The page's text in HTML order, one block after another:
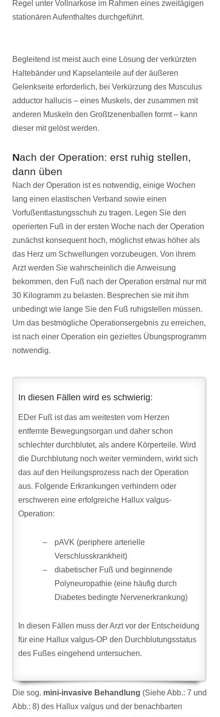
Regel unter Vollnarkose im Rahmen eines zweitägigen
stationären Aufenthaltes durchgeführt.
Begleitend ist meist auch eine Lösung der verkürzten
Haltebänder und Kapselanteile auf der äußeren
Gelenkseite erforderlich, bei Verkürzung des Musculus
adductor hallucis – eines Muskels, der zusammen mit
anderen Muskeln den Großtzenenballen formt – kann
dieser mit gelöst werden.
Nach der Operation: erst ruhig stellen,
dann üben
Nach der Operation ist es notwendig, einige Wochen
lang einen elastischen Verband sowie einen
Vorfußentlastungsschuh zu tragen. Legen Sie den
operierten Fuß in der ersten Woche nach der Operation
zunächst konsequent hoch, möglichst etwas höher als
das Herz um Schwellungen vorzubeugen. Von ihrem
Arzt werden Sie wahrscheinlich die Anweisung
bekommen, den Fuß nach der Operation erstmal nur mit
30 Kilogramm zu belasten. Besprechen sie mit ihm
unbedingt wie lange Sie den Fuß ruhigstellen müssen.
Um das bestmögliche Operationsergebnis zu erreichen,
ist nach einer Operation ein gezieltes Übungsprogramm
notwendig.
In diesen Fällen wird es schwierig:
EDer Fuß ist das am weitesten vom Herzen
entfernte Bewegungsorgan und daher schon
schlechter durchblutet, als andere Körperteile. Wird
die Durchblutung noch weiter vermindern, wirkt sich
das auf den Heilungsprozess nach der Operation
aus. Folgende Erkrankungen verhindern oder
erschweren eine erfolgreiche Hallux valgus-
Operation:
pAVK (periphere arterielle
Verschlusskrankheit)
diabetischer Fuß und beginnende
Polyneuropathie (eine häufig durch
Diabetes bedingte Nervenerkrankung)
In diesen Fällen muss der Arzt vor der Entscheidung
für eine Hallux valgus-OP den Durchblutungsstatus
des Fußes eingehend untersuchen.
Die sog. mini-invasive Behandlung (Siehe Abb.: 7 und
Abb.: 8) des Hallux valgus und der benachbarten